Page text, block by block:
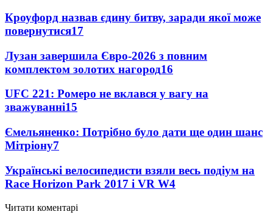
Кроуфорд назвав єдину битву, заради якої може
повернутися17
Лузан завершила Євро-2026 з повним
комплектом золотих нагород16
UFC 221: Ромеро не вклався у вагу на
зважуванні15
Ємельяненко: Потрібно було дати ще один шанс
Мітріону7
Українські велосипедисти взяли весь подіум на
Race Horizon Park 2017 і VR W4
Читати коментарі